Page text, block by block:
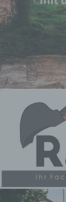
der
die
das
d)
die
Ziel,